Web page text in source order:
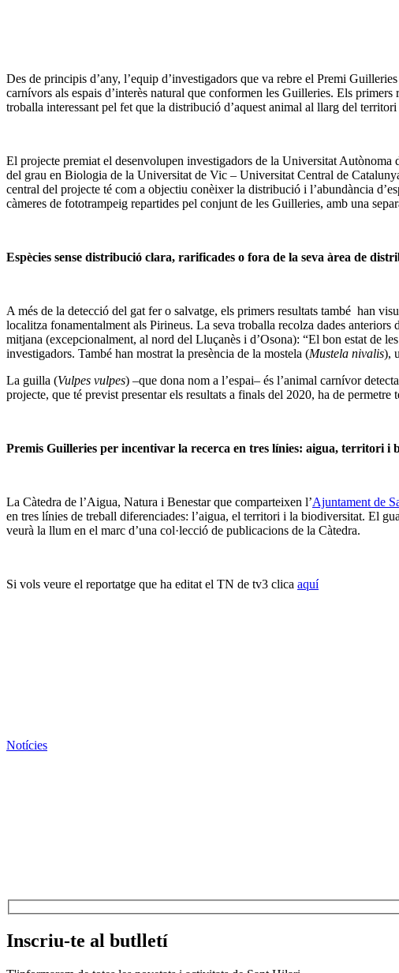
Des de principis d’any, l’equip d’investigadors que va rebre el Premi
carnívors als espais d’interès natural que conformen les Guilleries. Els
troballa interessant pel fet que la distribució d’aquest animal al llarg del
El projecte premiat el desenvolupen investigadors de la Universitat
del grau en Biologia de la Universitat de Vic – Universitat Central de
central del projecte té com a objectiu conèixer la distribució i l’abundància
càmeres de fototrampeig repartides pel conjunt de les Guilleries, amb una
Espècies sense distribució clara, rarificades o fora de la seva àrea de
A més de la detecció del gat fer o salvatge, els primers resultats també han
localitza fonamentalment als Pirineus. La seva troballa recolza dades
mitjana (excepcionalment, al nord del Lluçanès i d’Osona): “El bon estat de
investigadors. També han mostrat la presència de la mostela (Mustela nivalis),
La guilla (Vulpes vulpes) –que dona nom a l’espai– és l’animal carnívor
projecte, que té previst presentar els resultats a finals del 2020, ha de
Premis Guilleries per incentivar la recerca en tres línies: aigua, territori i
La Càtedra de l’Aigua, Natura i Benestar que comparteixen l’Ajuntament de
en tres línies de treball diferenciades: l’aigua, el territori i la biodiversitat. El
veurà la llum en el marc d’una col·lecció de publicacions de la Càtedra.
Si vols veure el reportatge que ha editat el TN de tv3 clica aquí
Notícies
Inscriu-te al butlletí